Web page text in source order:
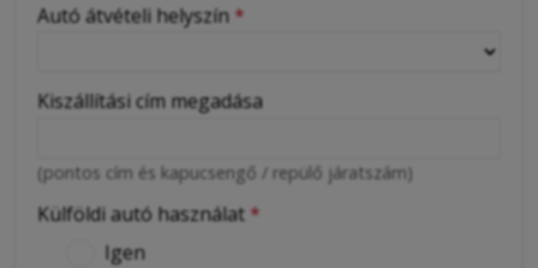
Autó átvételi helyszín *
Kiszállítási cím megadása
(pontos cím és kapucsengő / repülő járatszám)
Külföldi autó használat *
Igen